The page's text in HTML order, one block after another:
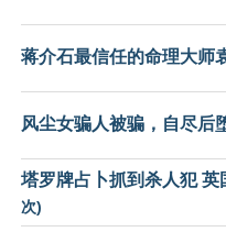
蒋介石最信任的命理大师
风尘女骗人被骗，自尽后
塔罗牌占卜抓到杀人犯 英
次)